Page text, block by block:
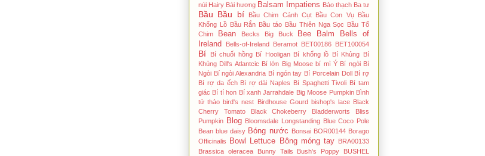
núi Hairy Bài hương Balsam Impatiens Bảo thạch Ba tư
Bầu Bầu bí Bầu Chim Cánh Cụt Bầu Con Vụ
Bầu
Khổng Lồ Bầu Rắn Bầu táo Bầu Thiên Nga Sọc Bầu Tổ
Chim
Bean Becks Big Buck Bee Balm
Bells of
Ireland
Bells-of-Ireland Beramot BET00186 BET100054
Bí Bí chuối hồng Bí Hooligan Bí khổng lồ Bí Khủng Bí
Khủng Dill's Atlantcic Bí lớn Big Moose bí mì Ý Bí ngòi Bí
Ngòi Bí ngòi Alexandria Bí ngón tay Bí Porcelain Doll Bí rợ
Bí rợ da ếch Bí rợ dài Naples Bí Spaghetti Tivoli Bí tam
giác Bí tí hon Bí xanh Jarrahdale Big Moose Pumpkin Bình
tử thảo bird's nest Birdhouse Gourd bishop's lace Black
Cherry Tomato
Black Chokeberry Bladderworts
Bliss
Pumpkin Blog Bloomsdale Longstanding Blue Coco Pole
Bean blue daisy Bóng nước Bonsai BOR00144 Borago
Officinalis
Bowl Lettuce Bông móng tay BRA00133
Brassica oleracea
Bunny Tails Bush's Poppy
BUSHEL